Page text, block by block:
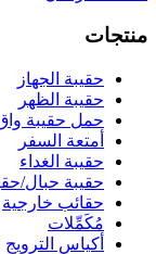
منتجات
حقيبة الجهاز
حقيبة الظهر
حمل حقيبة
أمتعة السفر
حقيبة الغداء
حقيبة حبال/
حقائب خارجية
مُكَمِّلات
أكياس الترويج